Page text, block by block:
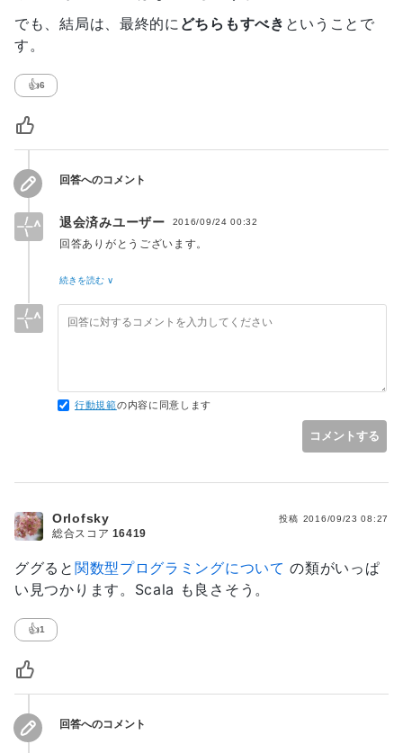
でも、結局は、最終的に どちらもすべき ということで
す。
👍6
回答へのコメント
退会済みユーザー 2016/09/24 00:32
回答ありがとうございます。
うーん、悩ましいですね。どちらも勉強してみたくなりまし
回答を読んでいたら、どちらから勉強するか、余計に悩ましい
て、両方学んでみたいと思います。
続きを読む ∨
行動規範の内容に同意します
コメントする
ググると 関数型プログラミングについて の類がいっぱ
い見つかります。Scala も良さそう。
投稿 2016/09/23 08:27
Orlofsky
総合スコア 16419
👍1
回答へのコメント